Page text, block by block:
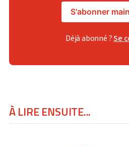
S'abonner
Déjà abonné ?Se
À LIRE ENSUITE...